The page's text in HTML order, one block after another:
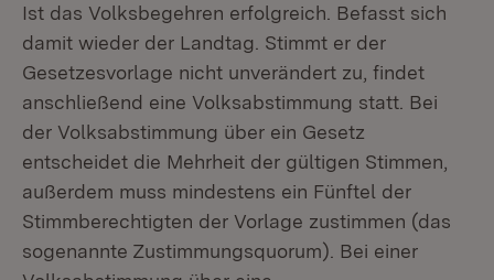
Ist das Volksbegehren erfolgreich. Befasst sich
damit wieder der Landtag. Stimmt er der
Gesetzesvorlage nicht unverändert zu, findet
anschließend eine Volksabstimmung statt. Bei
der Volksabstimmung über ein Gesetz
entscheidet die Mehrheit der gültigen Stimmen,
außerdem muss mindestens ein Fünftel der
Stimmberechtigten der Vorlage zustimmen (das
sogenannte Zustimmungsquorum). Bei einer